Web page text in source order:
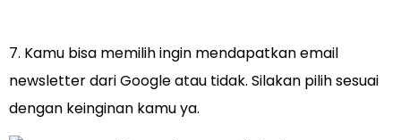
7. Kamu bisa memilih ingin mendapatkan email
newsletter dari Google atau tidak. Silakan pilih sesuai
dengan keinginan kamu ya.